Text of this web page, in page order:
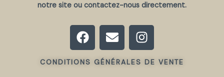
notre site ou contactez-nous directement.
F
a
c
e
E
n
v
e
I
n
s
t
CONDITIONS GÉNÉRALES DE VENTE